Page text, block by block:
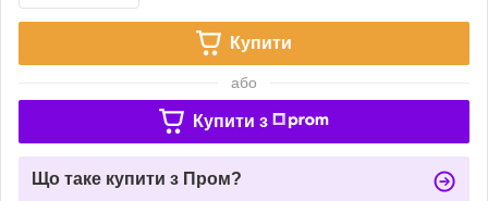
Купити
або
Купити з
Що таке купити з Пром?